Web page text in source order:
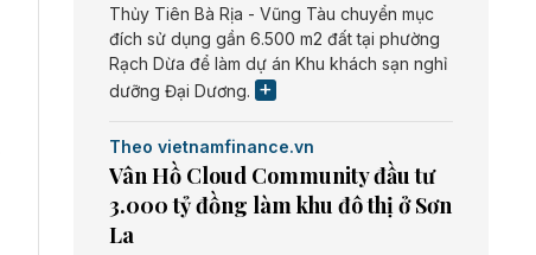
Thủy Tiên Bà Rịa - Vũng Tàu chuyển mục
đích sử dụng gần 6.500 m2 đất tại phường
Rạch Dừa để làm dự án Khu khách sạn nghỉ
dưỡng Đại Dương.
Theo vietnamfinance.vn
Vân Hồ Cloud Community đầu tư
3.000 tỷ đồng làm khu đô thị ở Sơn
La